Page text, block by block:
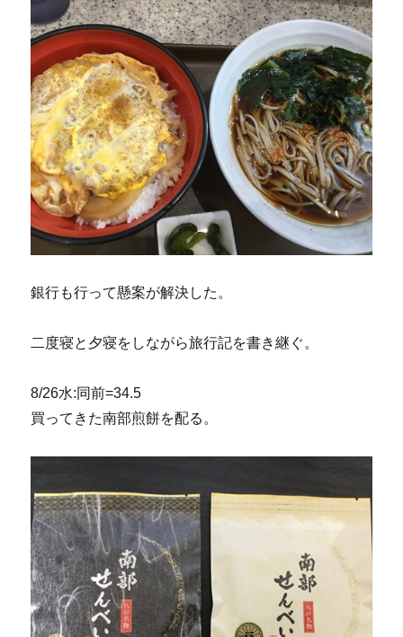
銀行も行って懸案が解決した。
二度寝と夕寝をしながら旅行記を書き継ぐ。
8/26水:同前=34.5
買ってきた南部煎餅を配る。